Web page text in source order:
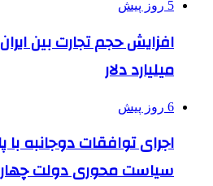
5 روز پیش
میلیارد دلار
6 روز پیش
اجرای توافقات دوجانبه با
سیاست محوری دولت